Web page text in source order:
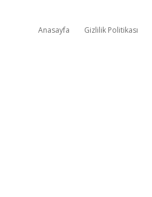
Anasayfa Gizlilik Politikası